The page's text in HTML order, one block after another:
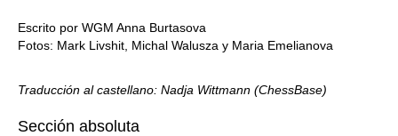
Escrito por WGM Anna Burtasova
Fotos: Mark Livshit, Michal Walusza y Maria Emelianova
Traducción al castellano: Nadja Wittmann (ChessBase)
Sección absoluta